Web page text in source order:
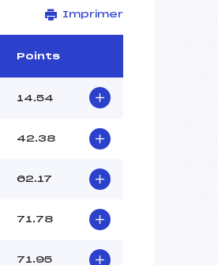
–
12,5 km
Imprimer
Points
14.54
42.38
62.17
71.78
71.95